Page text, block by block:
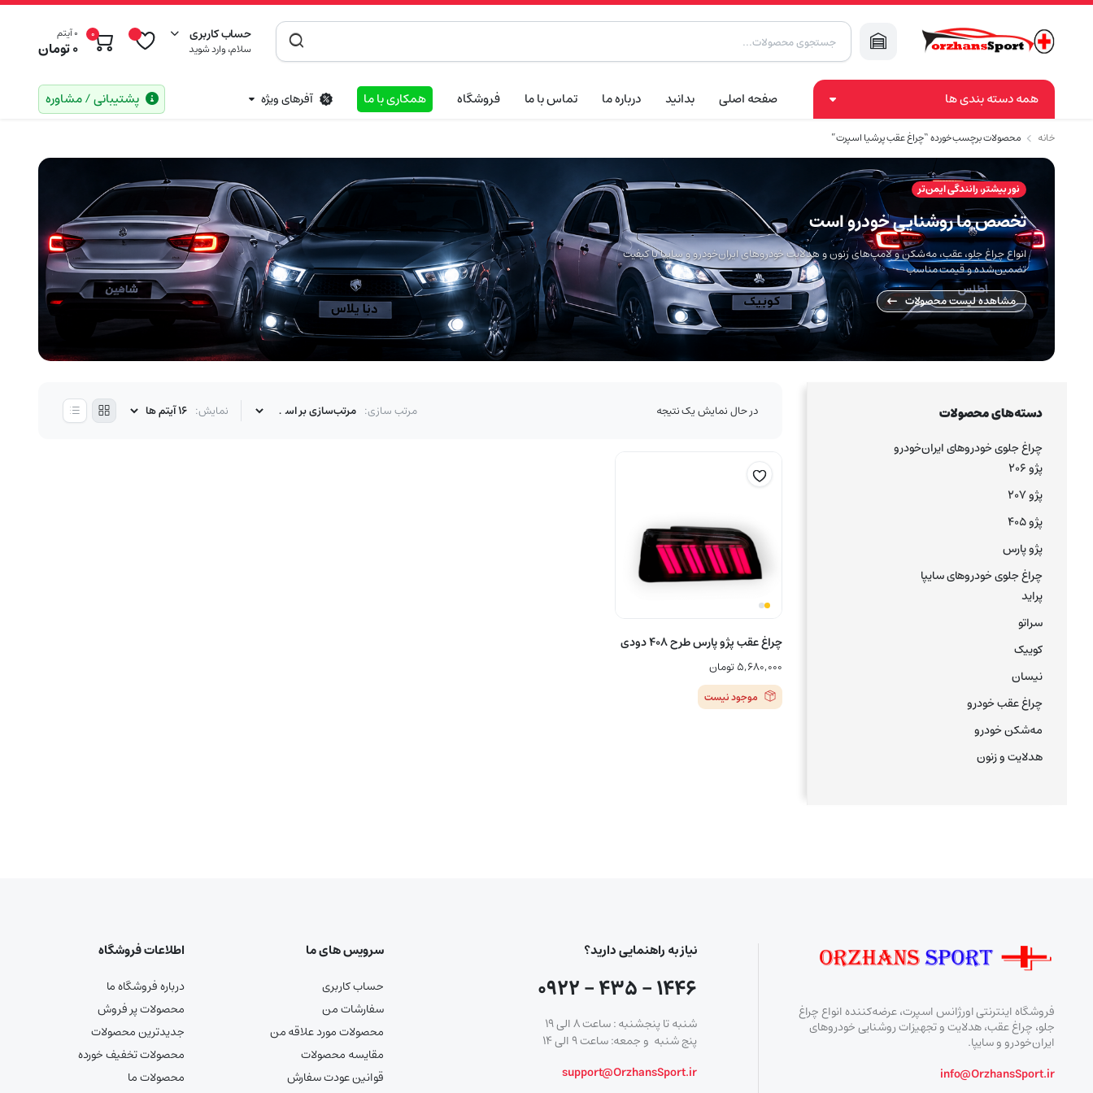
Products
search
حساب کاربری
سلام، وارد شوید
0 0 آیتم
0تومان
همه دسته بندی ها صفحه اصلی بدانید درباره ما تماس با ما فروشگاه همکاری با ما آفرهای ویژه پشتیبانی / مشاوره
خانه محصولات برچسب خورده “چراغ عقب پرشیا اسپرت”
نور بیشتر، رانندگی ایمن‌تر
تخصص ما روشنایی خودرو است
انواع چراغ جلو، عقب، مه‌شکن و لامپ‌های زنون و هدلایت خودروهای ایران‌خودرو و سایپا با کیفیت
تضمین‌شده و قیمت مناسب
مشاهده لیست محصولات
در حال نمایش یک نتیجه مرتب سازی: نمایش:
چراغ عقب پژو پارس طرح ۴۰۸ دودی
۵,۶۸۰,۰۰۰تومان
موجود نیست
دسته‌های محصولات
چراغ جلوی خودروهای ایران‌خودرو
پژو ۲۰۶
پژو ۲۰۷
پژو ۴۰۵
پژو پارس
چراغ جلوی خودروهای سایپا
پراید
سراتو
کوییک
نیسان
چراغ عقب خودرو
مه‌شکن خودرو
هدلایت و زنون
فروشگاه اینترنتی اورژانس اسپرت، عرضه‌کننده انواع چراغ
جلو، چراغ عقب، هدلایت و تجهیزات روشنایی خودروهای
ایران‌خودرو و سایپا.
info@OrzhansSport.ir
نیاز به راهنمایی دارید؟
۱۴۴۶ – ۴۳۵ – ۰۹۲۲
شنبه تا پنجشنبه : ساعت ۸ الی ۱۹
پنج شنبه و جمعه: ساعت ۹ الی ۱۴
support@OrzhansSport.ir
سرویس های ما
حساب کاربری
سفارشات من
محصولات مورد علاقه من
مقایسه محصولات
قوانین عودت سفارش
اطلاعات فروشگاه
درباره فروشگاه ما
محصولات پر فروش
جدیدترین محصولات
محصولات تخفیف خورده
محصولات ما